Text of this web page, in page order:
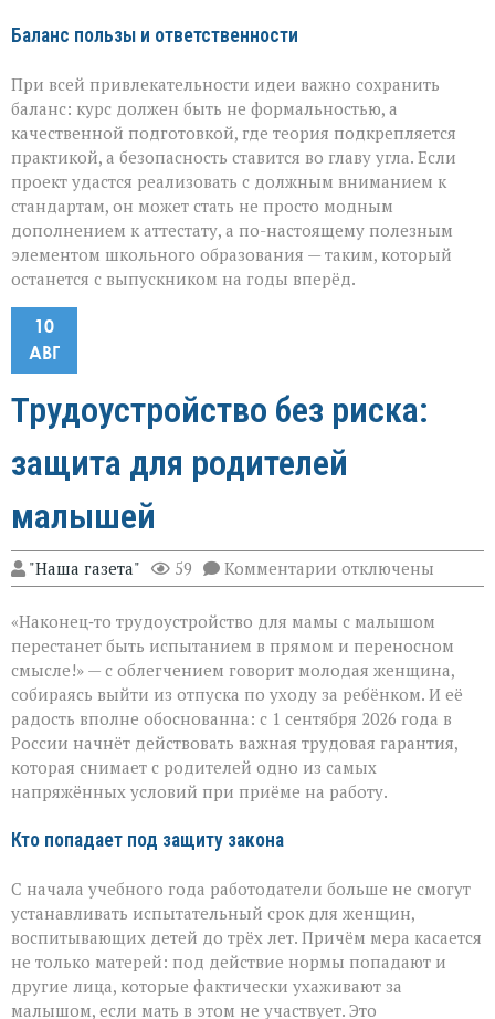
Баланс пользы и ответственности
При всей привлекательности идеи важно сохранить
баланс: курс должен быть не формальностью, а
качественной подготовкой, где теория подкрепляется
практикой, а безопасность ставится во главу угла. Если
проект удастся реализовать с должным вниманием к
стандартам, он может стать не просто модным
дополнением к аттестату, а по-настоящему полезным
элементом школьного образования — таким, который
останется с выпускником на годы вперёд.
10
АВГ
Трудоустройство без риска:
защита для родителей
малышей
"Наша газета" 59 Комментарии к
записи
без
риска:
защита
для
родителей
малышей
отключены
«Наконец‑то трудоустройство для мамы с малышом
перестанет быть испытанием в прямом и переносном
смысле!» — с облегчением говорит молодая женщина,
собираясь выйти из отпуска по уходу за ребёнком. И её
радость вполне обоснованна: с 1 сентября 2026 года в
России начнёт действовать важная трудовая гарантия,
которая снимает с родителей одно из самых
напряжённых условий при приёме на работу.
Кто попадает под защиту закона
С начала учебного года работодатели больше не смогут
устанавливать испытательный срок для женщин,
воспитывающих детей до трёх лет. Причём мера касается
не только матерей: под действие нормы попадают и
другие лица, которые фактически ухаживают за
малышом, если мать в этом не участвует. Это